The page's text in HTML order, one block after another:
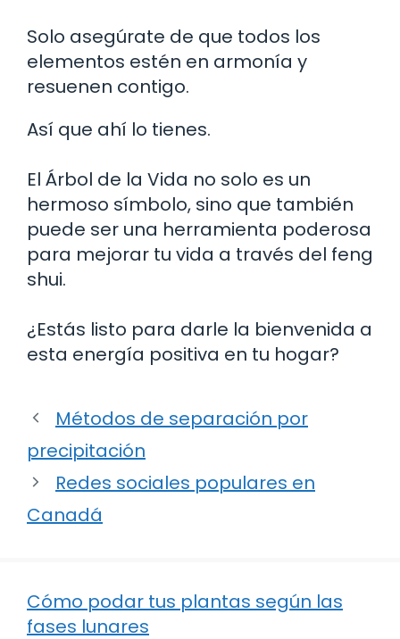
Solo asegúrate de que todos los
elementos estén en armonía y
resuenen contigo.
Así que ahí lo tienes.
El Árbol de la Vida no solo es un
hermoso símbolo, sino que también
puede ser una herramienta poderosa
para mejorar tu vida a través del feng
shui.
¿Estás listo para darle la bienvenida a
esta energía positiva en tu hogar?
Métodos de separación por
precipitación
Redes sociales populares en
Canadá
Cómo podar tus plantas según las
fases lunares